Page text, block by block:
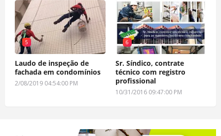
5
Laudo de inspeção de
fachada em condomínios
2/08/2019 04:54:00 PM
6
Sr. Síndico, contrate
técnico com registro
profissional
10/31/2016 09:47:00 PM